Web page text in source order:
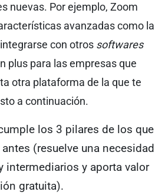
nuevas. Por ejemplo, Zoom
avanzadas como la
con otros softwares
plus para las empresas que
otra plataforma de la que te
a continuación.
los 3 pilares de los que
(resuelve una necesidad
intermediarios y aporta valor
gratuita).